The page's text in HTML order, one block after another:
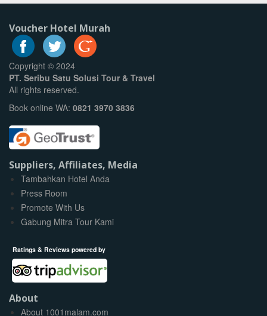
Voucher Hotel Murah
Copyright © 2024
PT. Seribu Satu Solusi Tour & Travel
All rights reserved.
Book online WA: 0821 3970 3836
Suppliers, Affiliates, Media
Tambahkan Hotel Anda
Press Room
Promote With Us
Gabung Mitra Tour Kami
Ratings & Reviews powered by
About
About 1001malam.com